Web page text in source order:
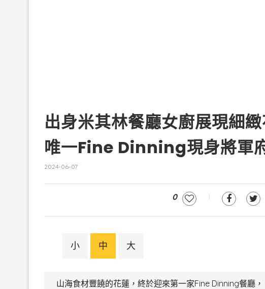
出身米其林餐廳女廚展現
唯一Fine Dinning現身將軍
2024-06-07
0
小 中 大
山海食材豐饒的花蓮，終於迎來第一家Fine Dinning餐廳